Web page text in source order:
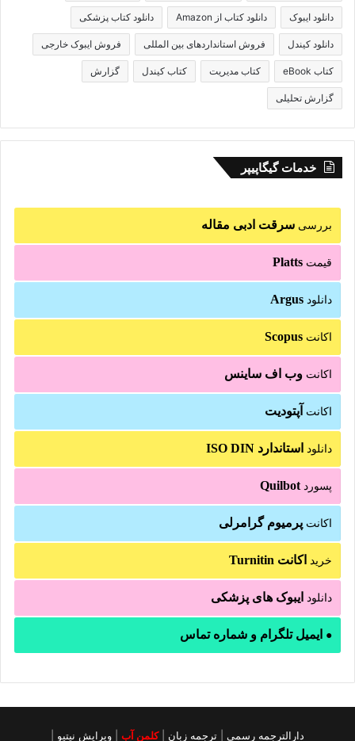
دانلود ایبوک دانلود کتاب از Amazon دانلود کتاب پزشکی
دانلود کیندل فروش استانداردهای بین المللی فروش ایبوک خارجی
کتاب eBook کتاب مدیریت کتاب کیندل گزارش
گزارش تحلیلی
خدمات گیگاپیپر
بررسی سرقت ادبی مقاله
قیمت Platts
دانلود Argus
اکانت Scopus
اکانت وب اف ساینس
اکانت آپتودیت
دانلود استاندارد ISO DIN
پسوردQuilbot
اکانت پرمیوم گرامرلی
خرید اکانت Turnitin
دانلود ایبوک های پزشکی
● ایمیل تلگرام و شماره تماس
دارالترجمه رسمی ترجمه زبان |کلمن آب ویرایش نیتیو